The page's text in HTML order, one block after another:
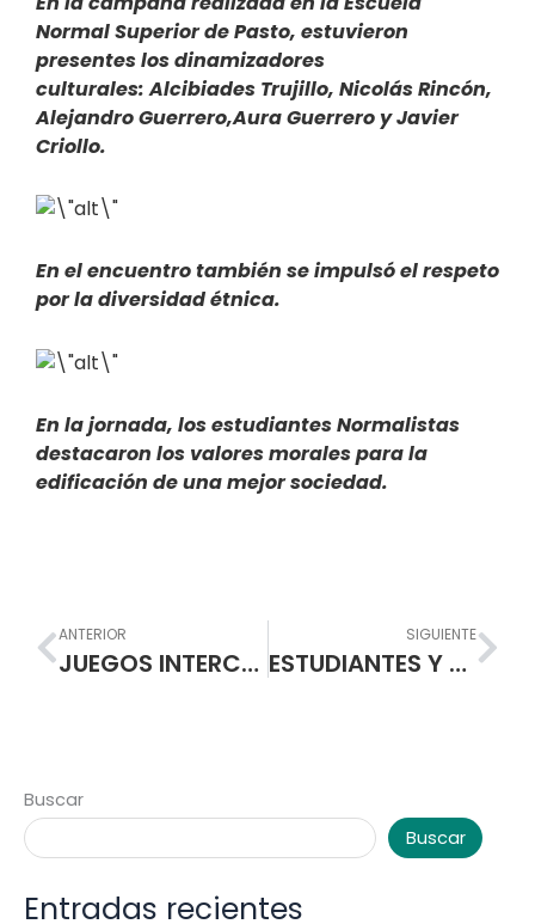
Normal Superior de Pasto, estuvieron
presentes los dinamizadores
culturales: Alcibiades Trujillo, Nicolás Rincón,
Alejandro Guerrero,Aura Guerrero y Javier
Criollo.
En el encuentro también se impulsó el respeto
por la diversidad étnica.
En la jornada, los estudiantes Normalistas
destacaron los valores morales para la
edificación de una mejor sociedad.
Prev
ANTERIOR
JUEGOS INTERCURSOS INTEGRAN A COMUNIDAD NORMALISTA
SIGUIENTE
ESTUDIANTES Y DOCENTES CONTARÁN LA HISTORIA DEL CINE Y LA T.V. A TRAVÉS DEL MAGAZÍN RADIAL “LA CÁMARA LÚCIDA”
Buscar
Buscar
Entradas recientes